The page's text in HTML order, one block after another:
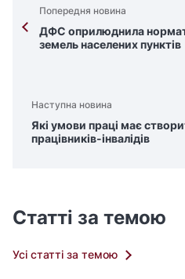
Попередня новина
ДФС оприлюднила
земель населених пунктів
Наступна новина
Які умови праці має
працівників-інвалідів
Статті за темою
Усі статті за темою